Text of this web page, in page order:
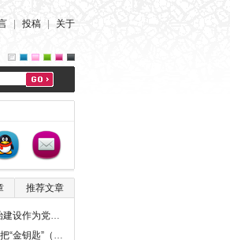
投稿 关于
推荐文章